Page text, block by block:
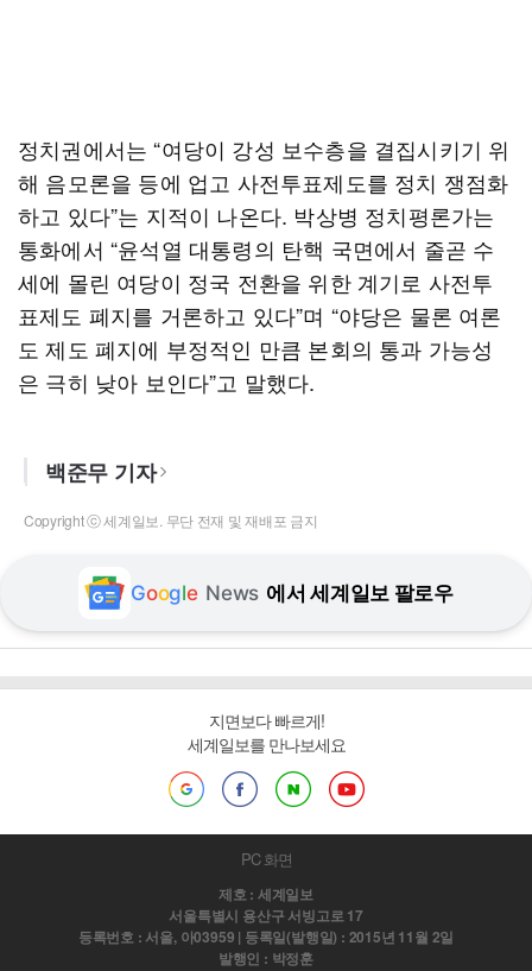
정치권에서는 “여당이 강성 보수층을 결집시키기 위
해 음모론을 등에 업고 사전투표제도를 정치 쟁점화
하고 있다”는 지적이 나온다. 박상병 정치평론가는
통화에서 “윤석열 대통령의 탄핵 국면에서 줄곧 수
세에 몰린 여당이 정국 전환을 위한 계기로 사전투
표제도 폐지를 거론하고 있다”며 “야당은 물론 여론
도 제도 폐지에 부정적인 만큼 본회의 통과 가능성
은 극히 낮아 보인다”고 말했다.
백준무 기자
Copyright ⓒ 세계일보. 무단 전재 및 재배포 금지
Google News 에서 세계일보 팔로우
지면보다 빠르게!
세계일보를 만나보세요
PC 화면
제호 : 세계일보
서울특별시 용산구 서빙고로 17
등록번호 : 서울, 아03959 | 등록일(발행일) : 2015년 11월 2일
발행인 : 박정훈